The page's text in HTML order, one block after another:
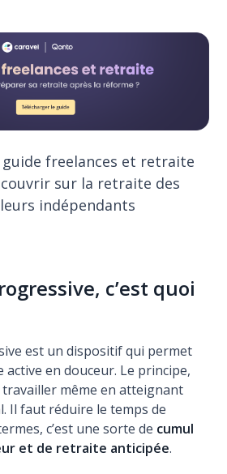
guide freelances et retraite
sur la retraite des
indépendants
c’est quoi
est un dispositif qui permet
active en douceur. Le principe,
travailler même en atteignant
Il faut réduire le temps de
c’est une sorte de cumul
et de retraite anticipée.